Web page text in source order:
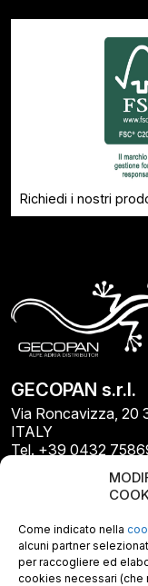
Come indicato nella
alcuni partner
per raccogliere ed
cookies necessari (che
Richiedi i nostri
GECOPAN s.r.l.
Via Roncavizza, 20
ITALY
Tel. +39 0432
E-mail:
E-mail PEC:
P.I. E C.F.
N. REA UD 264834
Capitale sociale €